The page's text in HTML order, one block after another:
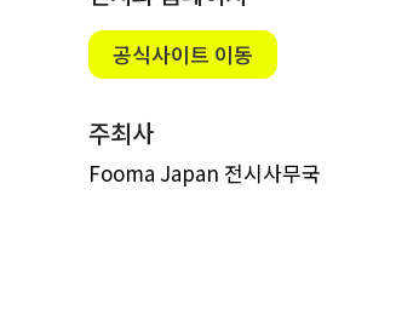
공식사이트 이동
주최사
Fooma Japan 전시사무국